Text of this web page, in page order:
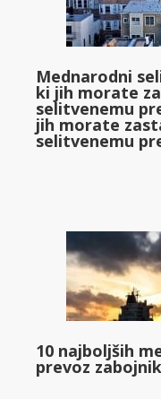
Mednarodni
ki jih morate
selitvenemu
jih morate
selitvenemu
10 najboljših
prevoz